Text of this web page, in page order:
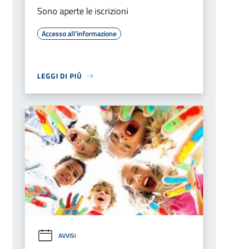
Sono aperte le iscrizioni
Accesso all'informazione
LEGGI DI PIÙ
AVVISI